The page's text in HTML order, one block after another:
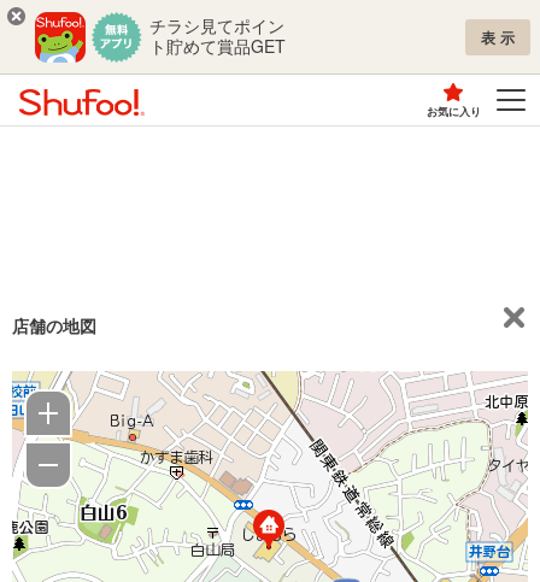
チラシ見てポイン
ト貯めて賞品GET
表示
お気に入り
店舗の地図